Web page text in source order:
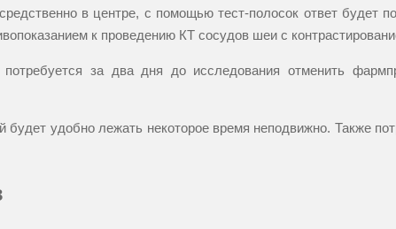
в центре, с помощью тест-полосок ответ будет
к проведению КТ сосудов шеи с
за два дня до исследования отменить
удобно лежать некоторое время неподвижно. Также